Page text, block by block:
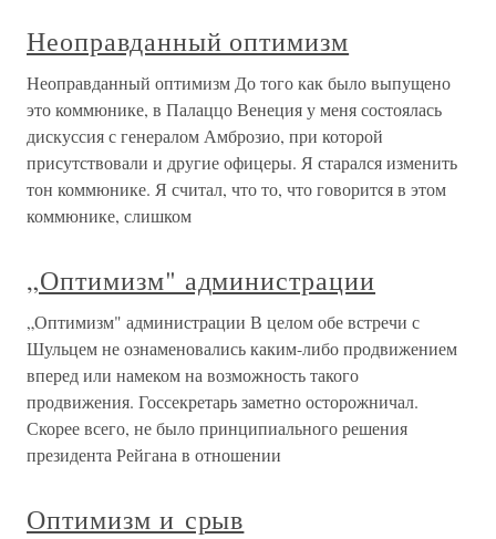
Неоправданный оптимизм
Неоправданный оптимизм До того как было выпущено
это коммюнике, в Палаццо Венеция у меня состоялась
дискуссия с генералом Амброзио, при которой
присутствовали и другие офицеры. Я старался изменить
тон коммюнике. Я считал, что то, что говорится в этом
коммюнике, слишком
„Оптимизм" администрации
„Оптимизм" администрации В целом обе встречи с
Шульцем не ознаменовались каким-либо продвижением
вперед или намеком на возможность такого
продвижения. Госсекретарь заметно осторожничал.
Скорее всего, не было принципиального решения
президента Рейгана в отношении
Оптимизм и срыв